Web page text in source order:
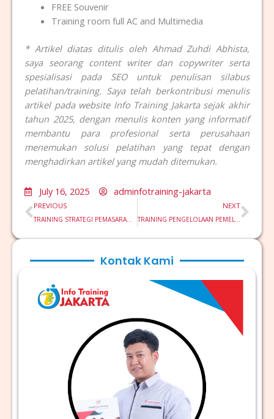
FREE Souvenir
Training room full AC and Multimedia
* Artikel diatas ditulis oleh Ahmad Zuhdi Abhista,
saya seorang content writer dan copywriter serta
spesialisasi pada SEO untuk penulisan silabus
pelatihan/training. Saya telah berkontribusi menulis
artikel pada website Info Training Jakarta sejak akhir
tahun 2025, dengan menulis konten yang informatif
membantu para profesional serta perusahaan
menemukan solusi pelatihan yang tepat dengan
menghadirkan artikel yang mudah ditemukan.
July 16, 2025 adminfotraining-jakarta
Prev
PREVIOUS NEXT
Kontak Kami